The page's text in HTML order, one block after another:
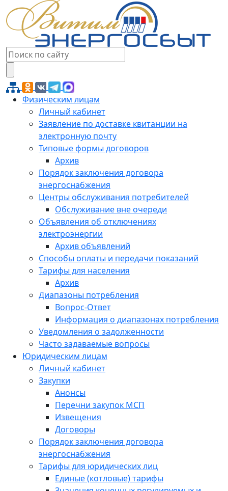
Физическим лицам
Личный кабинет
Заявление по доставке квитанции на
электронную почту
Типовые формы договоров
Архив
Порядок заключения договора
энергоснабжения
Центры обслуживания потребителей
Обслуживание вне очереди
Объявления об отключениях
электроэнергии
Архив объявлений
Способы оплаты и передачи показаний
Тарифы для населения
Архив
Диапазоны потребления
Вопрос-Ответ
Информация о диапазонах потребления
Уведомления о задолженности
Часто задаваемые вопросы
Юридическим лицам
Личный кабинет
Закупки
Анонсы
Перечни закупок МСП
Извещения
Договоры
Порядок заключения договора
энергоснабжения
Тарифы для юридических лиц
Единые (котловые) тарифы